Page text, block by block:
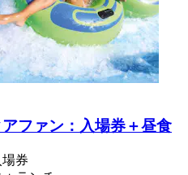
ファン：入場券＋昼食
券